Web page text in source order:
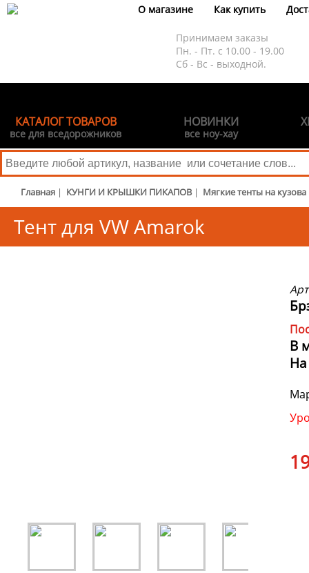
О магазине Как купить
Принимаем заказы
Пн. - Пт. с 10.00 - 19.00
Сб - Вс - выходной.
КАТАЛОГ ТОВАРОВ
все для вседорожников
НОВИНКИ
все ноу-хау
Главная | КУНГИ И КРЫШКИ ПИКАПОВ | Мягкие тенты на кузова
Тент для VW Amarok
В